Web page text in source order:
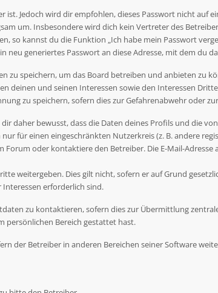
Jedoch wird dir empfohlen, dieses Passwort nicht auf
um. Insbesondere wird dich kein Vertreter des
so kannst du die Funktion „Ich habe mein Passwort
generiertes Passwort an diese Adresse, mit dem du
zu speichern, um das Board betreiben und anbieten zu
deinen und seinen Interessen sowie den Interessen
zu speichern, sofern dies zur Gefahrenabwehr oder
daher bewusst, dass die Daten deines Profils und die
für einen eingeschränkten Nutzerkreis (z. B. andere
oder kontaktiere den Betreiber. Die E-Mail-
weitergeben. Dies gilt nicht, sofern er auf Grund
erforderlich sind.
zu kontaktieren, sofern dies zur Übermittlung
persönlichen Bereich gestattet hast.
der Betreiber in anderen Bereichen seiner Software